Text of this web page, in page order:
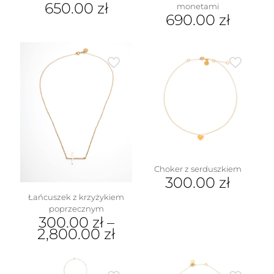
650.00 zł
monetami
690.00 zł
Łańcuszek z krzyżykiem
poprzecznym
300.00 zł–
2,800.00 zł
produkt
Choker z serduszkiem
300.00 zł